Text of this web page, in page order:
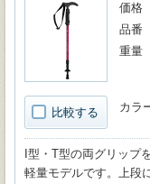
比較する
価格
品番
重量
カラ
I型・T型の両グリップ
軽量モデルです。上段